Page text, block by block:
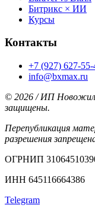
Битрикс × ИИ
Курсы
Контакты
+7 (927) 627-55-
info@bxmax.ru
© 2026 / ИП
защищены.
Перепубликация
разрешения
ОГРНИП
ИНН 645116664386
Telegram